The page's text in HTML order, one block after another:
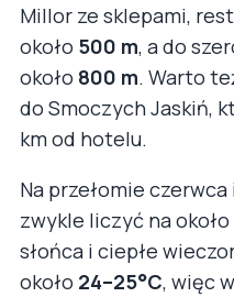
Millor ze sklepami,
około 500 m, a do
około 800 m. Warto
do Smoczych Jaskiń,
km od hotelu.
Na przełomie
zwykle liczyć na około
słońca i ciepłe
około 24–25°C, więc